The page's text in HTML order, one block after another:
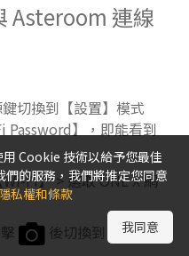
Asteroom 連線
切換到【設置】模式
Password】，即能看到
Fi】 > 選取 ONE X 網
擊
後切換到 Insta360
Cookie 技術以給予您最佳
的服務，我們將推定您同意
隱私權和條款
我同意